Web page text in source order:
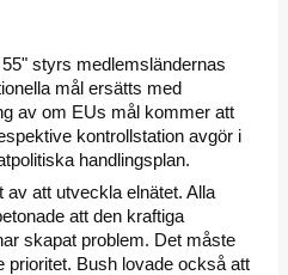
styrs medlemsländernas
mål ersätts med
av om EUs mål kommer att
kontrollstation avgör i
handlingsplan.
av att utveckla elnätet. Alla
att den kraftiga
skapat problem. Det måste
prioritet. Bush lovade också att